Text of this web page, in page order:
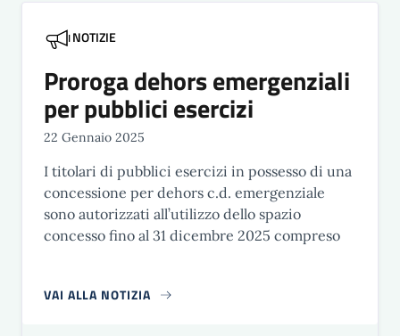
NOTIZIE
Proroga dehors emergenziali
per pubblici esercizi
22 Gennaio 2025
I titolari di pubblici esercizi in possesso di una
concessione per dehors c.d. emergenziale
sono autorizzati all’utilizzo dello spazio
concesso fino al 31 dicembre 2025 compreso
VAI ALLA NOTIZIA